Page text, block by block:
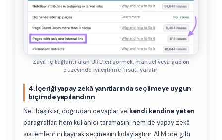
Zayıf iç bağlantı alan URL’leri görmek; manuel veya şablon
düzeyinde iyileştirme fırsatı yaratır.
4. İçeriği yapay zekâ yanıtlarında seçilmeye uygun
biçimde yapılandırın
Net başlıklar, doğrudan cevaplar ve kendi kendine yeten
paragraflar; hem kullanıcı taramasını hem de yapay zekâ
sistemlerinin kaynak seçmesini kolaylaştırır. AI Mode gibi